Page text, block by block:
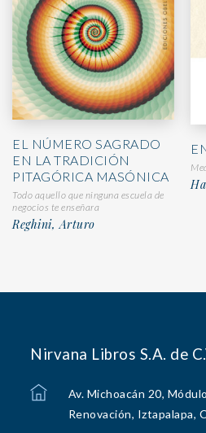
EL NÚMERO SAGRADO
EN LA TRADICIÓN
PITAGÓRICA MASÓNICA
Todo aquello que ninguna escuela de
negocios te enseñara
Reghini, Arturo
Nirvana Libros S.A. de
Av. Michoacán 20,
Renovación, Iztapalapa,